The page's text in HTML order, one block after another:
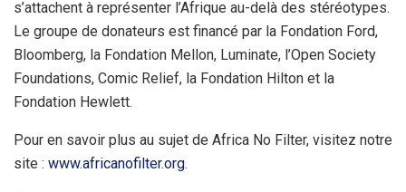
s’attachent à représenter l’Afrique au-delà des stéréotypes.
Le groupe de donateurs est financé par la Fondation Ford,
Bloomberg, la Fondation Mellon, Luminate, l’Open Society
Foundations, Comic Relief, la Fondation Hilton et la
Fondation Hewlett.
Pour en savoir plus au sujet de Africa No Filter, visitez notre
site : www.africanofilter.org.